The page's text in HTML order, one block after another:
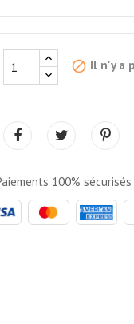
block Il n'y a
100% sécurisés